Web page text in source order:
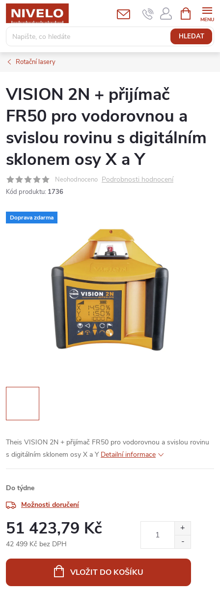
Přejít
obsah
HLEDAT
NÁKUPNÍ
KOŠÍK
Rotační lasery
VISION 2N + přijímač
FR50 pro vodorovnou a
svislou rovinu s digitálním
sklonem osy X a Y
Neohodnoceno Podrobnosti hodnocení
Kód produktu: 1736
Doprava zdarma
Theis VISION 2N + přijímač FR50 pro vodorovnou a svislou rovinu
s digitálním sklonem osy X a Y Detailní informace
Do týdne
Možnosti doručení
51 423,79 Kč
42 499 Kč bez DPH
VLOŽIT DO KOŠÍKU